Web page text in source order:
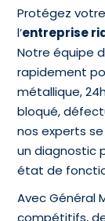
Protégez
l’entreprise
Notre équipe
rapidement
métallique,
bloqué,
nos experts
un diagnostic
état de
Avec Général
compétitifs,